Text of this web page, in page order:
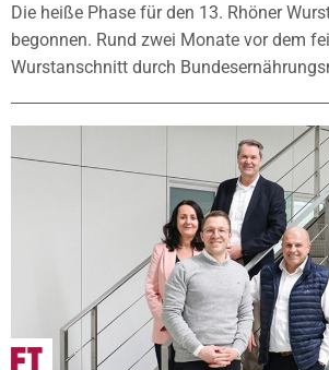
Die heiße Phase für den 13. Rhöner
begonnen. Rund zwei Monate vor dem
Wurstanschnitt durch